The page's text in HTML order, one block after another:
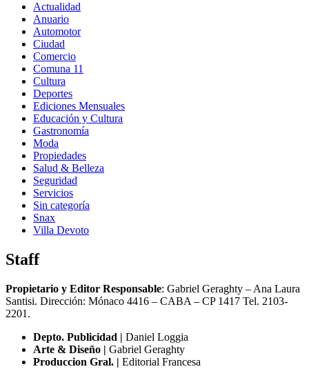
Actualidad
Anuario
Automotor
Ciudad
Comercio
Comuna 11
Cultura
Deportes
Ediciones Mensuales
Educación y Cultura
Gastronomía
Moda
Propiedades
Salud & Belleza
Seguridad
Servicios
Sin categoría
Snax
Villa Devoto
Staff
Propietario y Editor Responsable: Gabriel Geraghty – Ana Laura
Santisi. Dirección: Mónaco 4416 – CABA – CP 1417 Tel. 2103-
2201.
Depto. Publicidad | Daniel Loggia
Arte & Diseño | Gabriel Geraghty
Produccion Gral. | Editorial Francesa